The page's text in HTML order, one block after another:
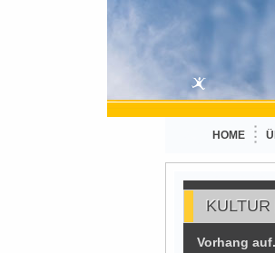
HOME
KULTUR
Vorhang